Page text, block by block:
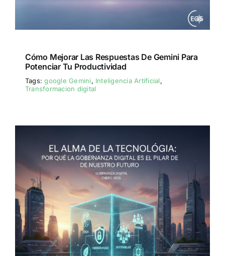
Cómo Mejorar Las Respuestas De Gemini Para
Potenciar Tu Productividad
Tags:google Gemini, Inteligencia Artificial,
Transformacion digital